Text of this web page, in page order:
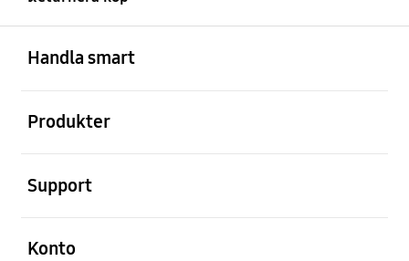
Handla smart
Produkter
Support
Konto